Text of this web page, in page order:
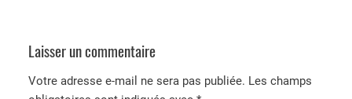
Laisser un commentaire
Votre adresse e-mail ne sera pas publiée. Les champs